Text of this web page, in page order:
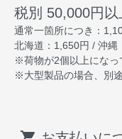
税別 50,000円以
通常一箇所につき：
北海道：1,650円 / 沖縄
※荷物が2個以上になっ
※大型製品の場合、別